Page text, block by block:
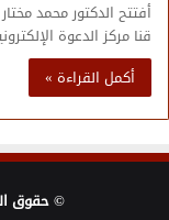
أفتتح الدكتور محمد
قنا مركز الدعوة
أكمل القراءة »
© حقوق النشر 2013 ،